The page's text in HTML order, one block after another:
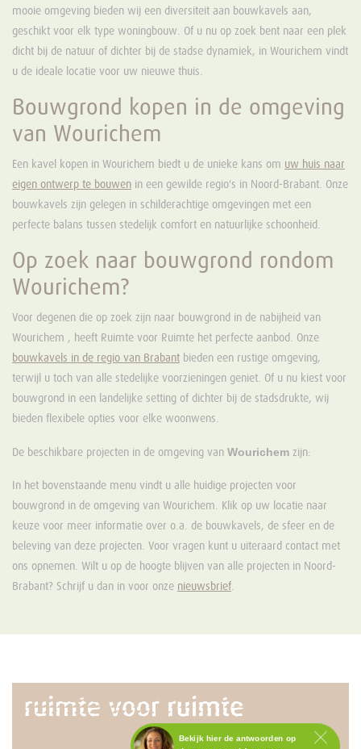
Bekijk hier de antwoorden op
mooie omgeving bieden wij een diversiteit aan bouwkavels aan,
geschikt voor elk type woningbouw. Of u nu op zoek bent naar een plek
dicht bij de natuur of dichter bij de stadse dynamiek, in Wourichem vindt
u de ideale locatie voor uw nieuwe thuis.
Bouwgrond kopen in de omgeving
van Wourichem
Een kavel kopen in Wourichem biedt u de unieke kans om uw huis naar
eigen ontwerp te bouwen in een gewilde regio's in Noord-Brabant. Onze
bouwkavels zijn gelegen in schilderachtige omgevingen met een
perfecte balans tussen stedelijk comfort en natuurlijke schoonheid.
Op zoek naar bouwgrond rondom
Wourichem?
Voor degenen die op zoek zijn naar bouwgrond in de nabijheid van
Wourichem , heeft Ruimte voor Ruimte het perfecte aanbod. Onze
bouwkavels in de regio van Brabant bieden een rustige omgeving,
terwijl u toch van alle stedelijke voorzieningen geniet. Of u nu kiest voor
bouwgrond in een landelijke setting of dichter bij de stadsdrukte, wij
bieden flexibele opties voor elke woonwens.
De beschikbare projecten in de omgeving van Wourichem zijn:
In het bovenstaande menu vindt u alle huidige projecten voor
bouwgrond in de omgeving van Wourichem. Klik op uw locatie naar
keuze voor meer informatie over o.a. de bouwkavels, de sfeer en de
beleving van deze projecten. Voor vragen kunt u uiteraard contact met
ons opnemen. Wilt u op de hoogte blijven van alle projecten in Noord-
Brabant? Schrijf u dan in voor onze nieuwsbrief.